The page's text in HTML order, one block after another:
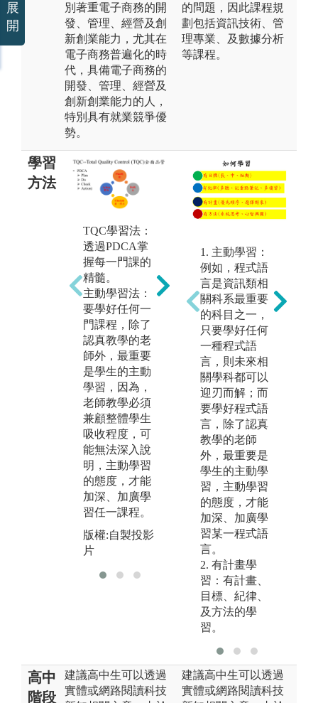
別著重電子商務的開
發、管理、經營及創
新創業能力，尤其在
電子商務普遍化的時
代，具備電子商務的
開發、管理、經營及
創新創業能力的人，
特別具有就業競爭優
勢。
的問題，因此課程規
劃包括資訊技術、管
理專業、及數據分析
等課程。
學習
方法
TQC學習法：
透過PDCA掌
握每一門課的
精髓。
主動學習法：
要學好任何一
門課程，除了
認真教學的老
師外，最重要
是學生的主動
學習，因為，
老師教學必須
兼顧整體學生
吸收程度，可
能無法深入說
明，主動學習
的態度，才能
加深、加廣學
習任一課程。
版權:自製投影
片
-6人組成團
隊，針對某一
主題進行實作
(如大數據推薦
系統之製作)，
除了整合三年
多來學習到的
相關技術外，
也培養學生團
隊合作的精
神、解決問題
的能力；透過
參加全國軟體
競賽 (如ERP實
務競賽) 強化
專業能力。
版權:自拍獲獎
照片
1. 主動學習：
例如，程式語
言是資訊類相
關科系最重要
的科目之一，
只要學好任何
一種程式語
言，則未來相
關學科都可以
迎刃而解；而
要學好程式語
言，除了認真
教學的老師
外，最重要是
學生的主動學
習，主動學習
的態度，才能
加深、加廣學
習某一程式語
言。
2. 有計畫學
習：有計畫、
目標、紀律、
及方法的學
習。
高中
階段
建議高中生可以透過
實體或網路閱讀科技
建議高中生可以透過
實體或網路閱讀科技
展
開